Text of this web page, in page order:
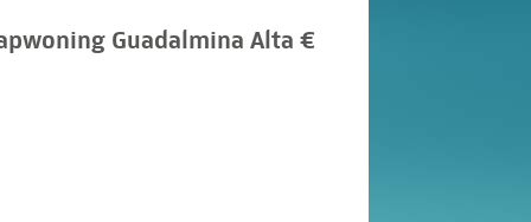
Guadalmina Alta €